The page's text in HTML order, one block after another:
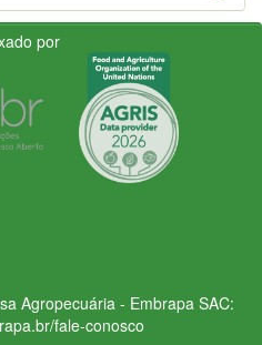
por
Agropecuária - Embrapa SAC:
fale-conosco